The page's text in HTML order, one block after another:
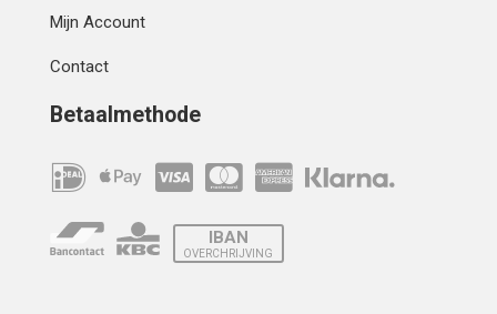
Mijn Account
Contact
Betaalmethode
IBAN
OVERCHRIJVING